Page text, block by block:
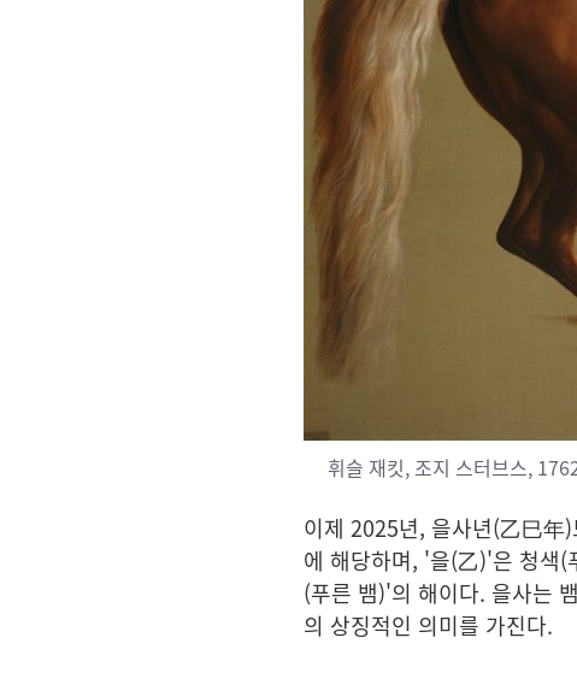
휘슬 재킷, 조지 스터브스,
이제 2025년, 을사년(乙巳年)
에 해당하며, '을(乙)'은 청색(
(푸른 뱀)'의 해이다. 을사는
의 상징적인 의미를 가진다.